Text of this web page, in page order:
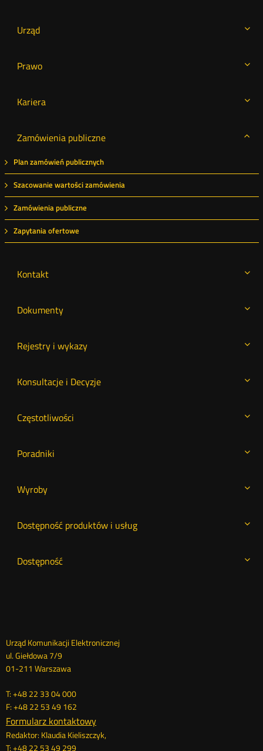
Urząd
Prawo
Kariera
Zamówienia publiczne
Plan zamówień publicznych
Szacowanie wartości zamówienia
Zamówienia publiczne
Zapytania ofertowe
Kontakt
Dokumenty
Rejestry i wykazy
Konsultacje i Decyzje
Częstotliwości
Poradniki
Wyroby
Dostępność produktów i usług
Dostępność
Dane
kontaktowe
Urząd Komunikacji Elektronicznej
ul. Giełdowa 7/9
01-211 Warszawa
T: +48 22 33 04 000
F: +48 22 53 49 162
Formularz kontaktowy
Redaktor: Klaudia Kieliszczyk,
T: +48 22 53 49 299